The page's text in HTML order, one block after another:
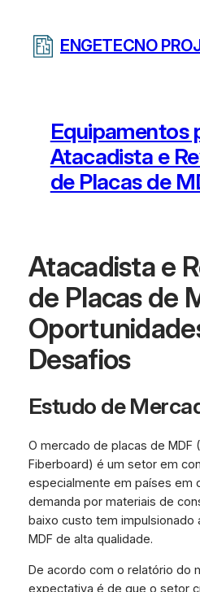
ENGETECNO
Equipamentos
Atacadista e
de Placas de
Atacadista e
de Placas de
Desafios
Estudo de
O mercado de placas de MDF
Fiberboard) é um setor em
especialmente em países em
demanda por materiais de
baixo custo tem impulsionado
MDF de alta qualidade.
De acordo com o relatório do
expectativa é de que o setor